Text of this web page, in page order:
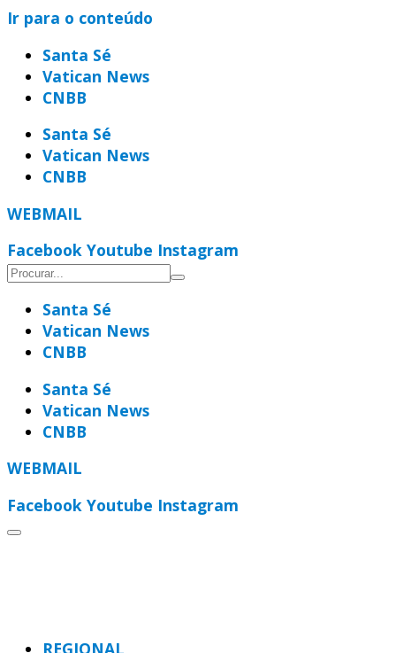
Ir para o conteúdo
Santa Sé
Vatican News
CNBB
Santa Sé
Vatican News
CNBB
WEBMAIL
Facebook Youtube Instagram
Santa Sé
Vatican News
CNBB
Santa Sé
Vatican News
CNBB
WEBMAIL
Facebook Youtube Instagram